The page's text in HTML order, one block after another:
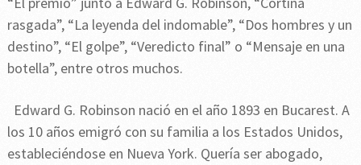
rasgada”, “La leyenda del indomable”, “Dos hombres y un
destino”, “El golpe”, “Veredicto final” o “Mensaje en una
botella”, entre otros muchos.
Edward G. Robinson nació en el año 1893 en Bucarest. A
los 10 años emigró con su familia a los Estados Unidos,
estableciéndose en Nueva York. Quería ser abogado,